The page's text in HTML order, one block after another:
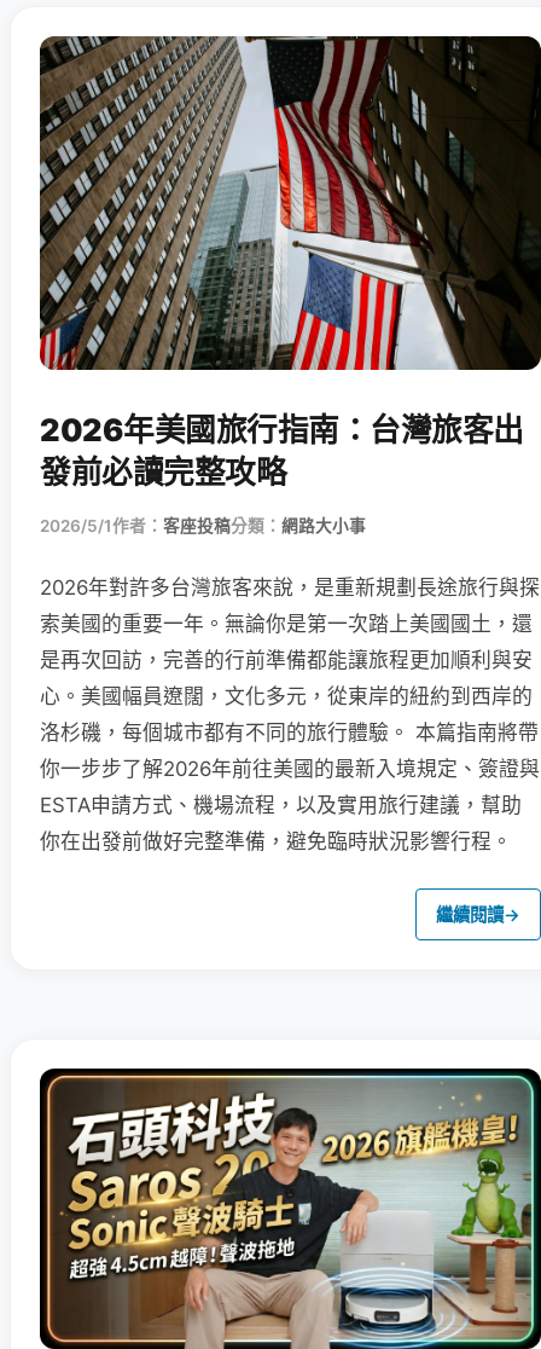
2026年美國旅行指南：台灣旅客出
發前必讀完整攻略
2026/5/1作者： 客座投稿分類： 網路大小事
2026年對許多台灣旅客來說，是重新規劃長途旅行與探
索美國的重要一年。無論你是第一次踏上美國國土，還
是再次回訪，完善的行前準備都能讓旅程更加順利與安
心。美國幅員遼闊，文化多元，從東岸的紐約到西岸的
洛杉磯，每個城市都有不同的旅行體驗。 本篇指南將帶
你一步步了解2026年前往美國的最新入境規定、簽證與
ESTA申請方式、機場流程，以及實用旅行建議，幫助
你在出發前做好完整準備，避免臨時狀況影響行程。
繼續閱讀→